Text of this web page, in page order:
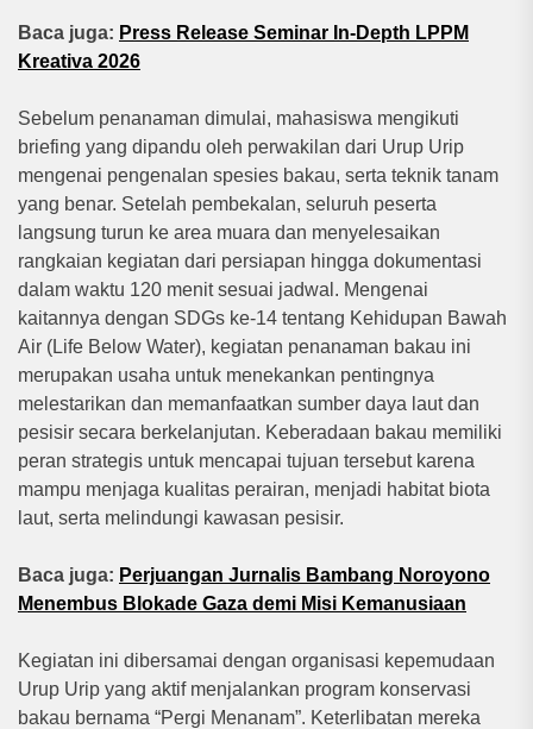
Baca juga: Press Release Seminar In-Depth LPPM
Kreativa 2026
Sebelum penanaman dimulai, mahasiswa mengikuti
briefing yang dipandu oleh perwakilan dari Urup Urip
mengenai pengenalan spesies bakau, serta teknik tanam
yang benar. Setelah pembekalan, seluruh peserta
langsung turun ke area muara dan menyelesaikan
rangkaian kegiatan dari persiapan hingga dokumentasi
dalam waktu 120 menit sesuai jadwal. Mengenai
kaitannya dengan SDGs ke-14 tentang Kehidupan Bawah
Air (Life Below Water), kegiatan penanaman bakau ini
merupakan usaha untuk menekankan pentingnya
melestarikan dan memanfaatkan sumber daya laut dan
pesisir secara berkelanjutan. Keberadaan bakau memiliki
peran strategis untuk mencapai tujuan tersebut karena
mampu menjaga kualitas perairan, menjadi habitat biota
laut, serta melindungi kawasan pesisir.
Baca juga: Perjuangan Jurnalis Bambang Noroyono
Menembus Blokade Gaza demi Misi Kemanusiaan
Kegiatan ini dibersamai dengan organisasi kepemudaan
Urup Urip yang aktif menjalankan program konservasi
bakau bernama “Pergi Menanam”. Keterlibatan mereka